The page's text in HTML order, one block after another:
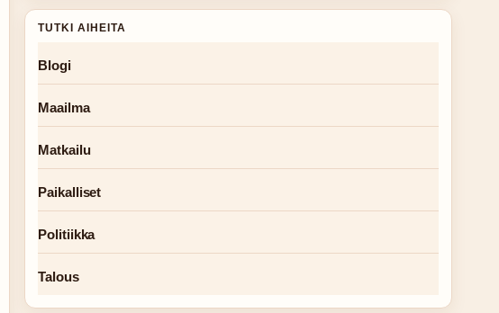
TUTKI AIHEITA
Blogi
Maailma
Matkailu
Paikalliset
Politiikka
Talous